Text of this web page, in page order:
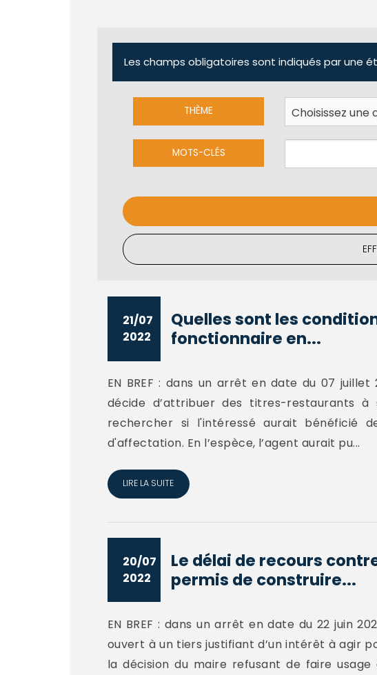
Les champs obligatoires sont indiqués par une
THÈME
MOTS-CLÉS
21/07
2022
Quelles sont les
fonctionnaire en...
EN BREF : dans un arrêt en date du 07
décide d’attribuer des titres-restaurants
rechercher si l'intéressé aurait bénéficié
d'affectation. En l’espèce, l’agent aurait pu...
LIRE LA SUITE
20/07
2022
Le délai de recours
permis de construire...
EN BREF : dans un arrêt en date du 22 juin
ouvert à un tiers justifiant d’un intérêt à agir
la décision du maire refusant de faire